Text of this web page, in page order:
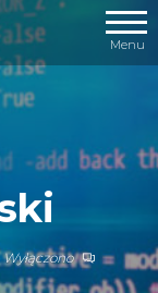
Menu
Wyłączono